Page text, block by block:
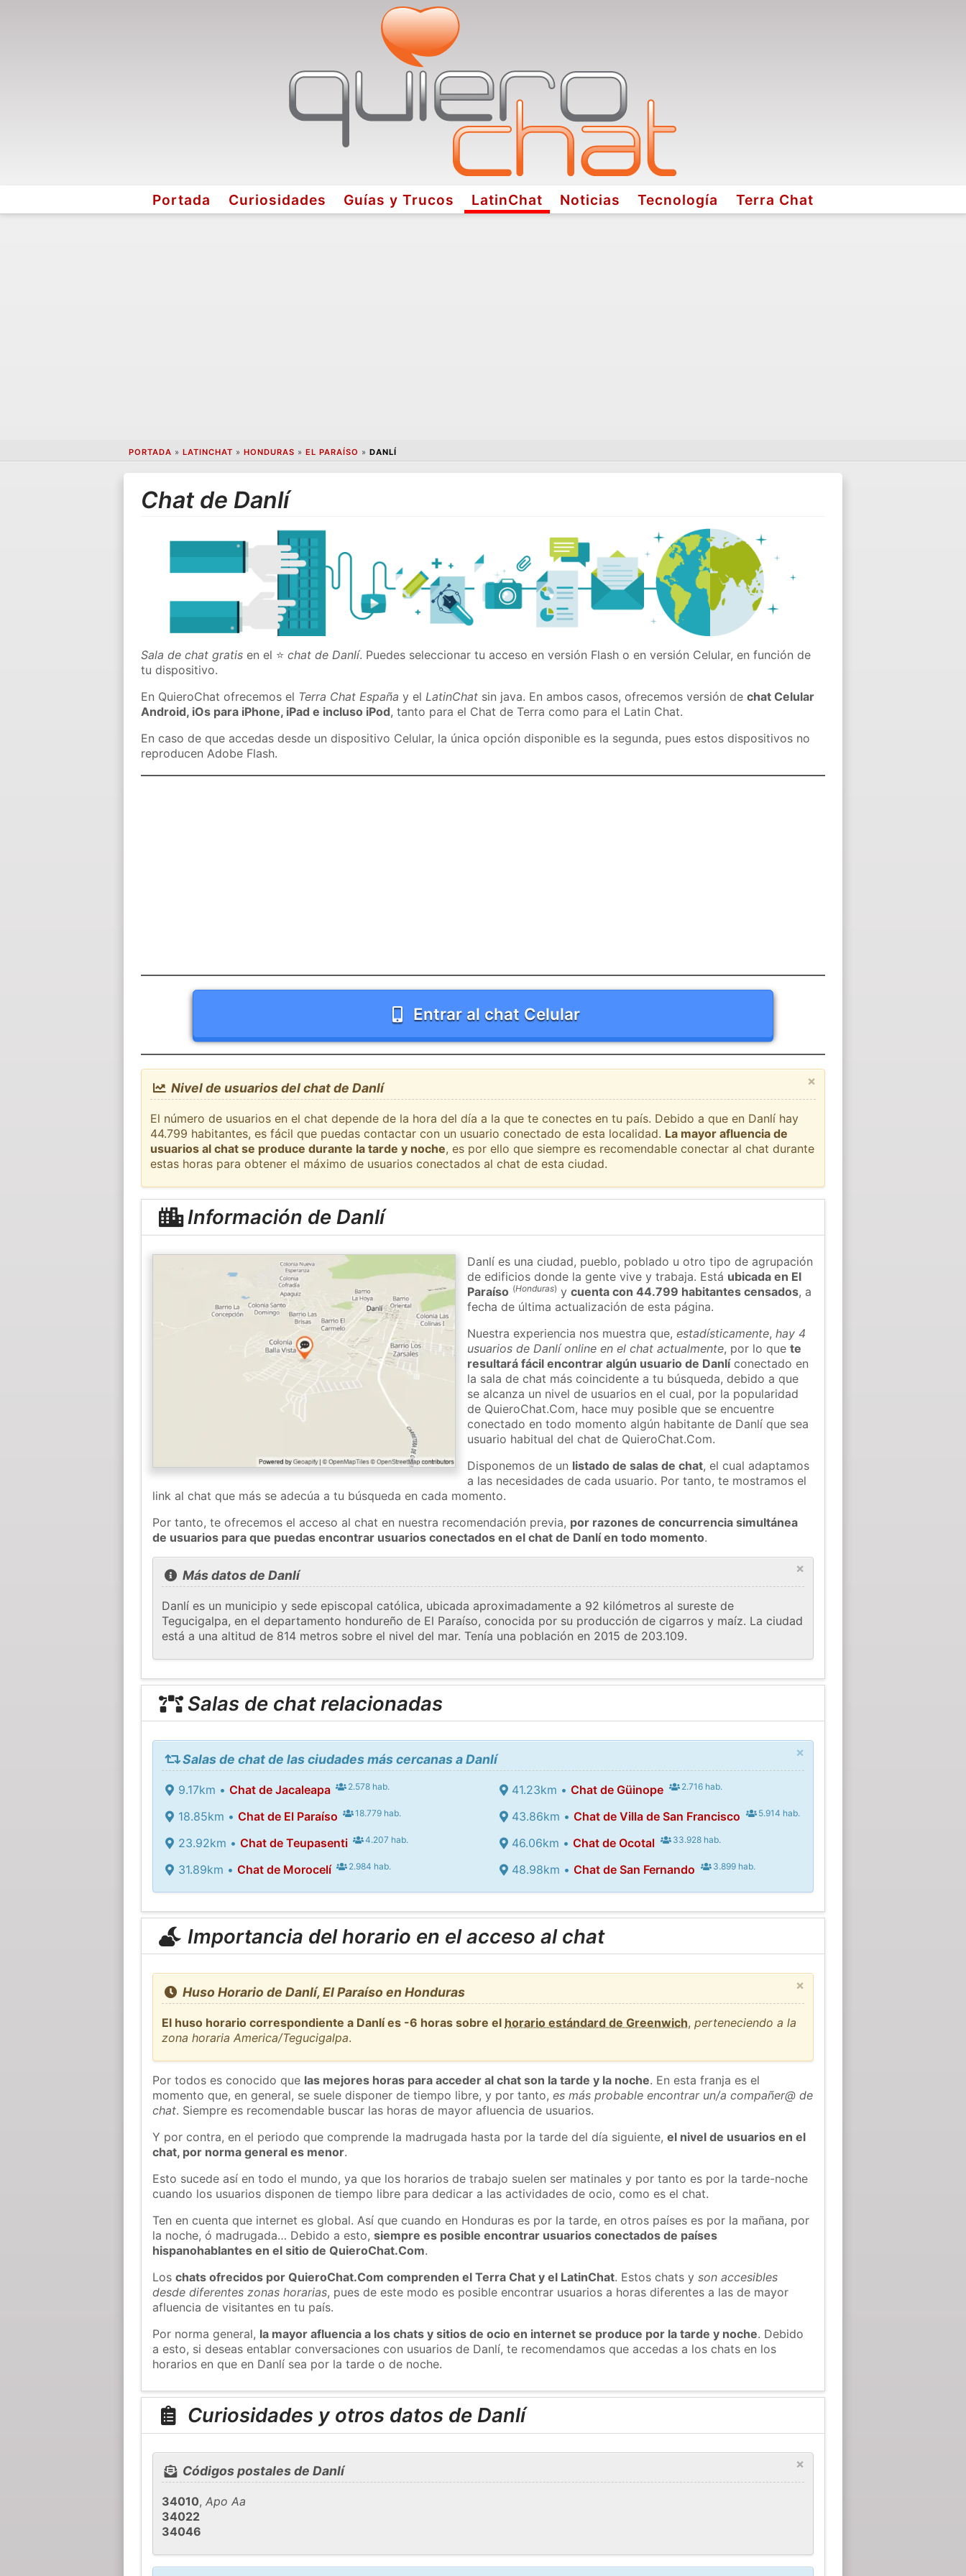
Portada Curiosidades Guías y Trucos LatinChat Noticias Tecnología Terra Chat
PORTADA » LATINCHAT » HONDURAS » EL PARAÍSO » DANLÍ
Chat de Danlí
Sala de chat gratis en el ⭐chat de Danlí. Puedes seleccionar tu acceso en versión Flash o en versión Celular, en función de
tu dispositivo.
En QuieroChat ofrecemos el Terra Chat España y elLatinChat sin java. En ambos casos, ofrecemos versión dechat Celular
Android, iOs para iPhone, iPad e incluso iPod, tanto para el Chat de Terra como para el Latin Chat.
En caso de que accedas desde un dispositivo Celular, la única opción disponible es la segunda, pues estos dispositivos no
reproducen Adobe Flash.
Entrar al chat Celular
×
Nivel de usuarios del chat de Danlí
El número de usuarios en el chat depende de la hora del día a la que te conectes en tu país. Debido a que en Danlí hay
44.799 habitantes, es fácil que puedas contactar con un usuario conectado de esta localidad. La mayor afluencia de
usuarios al chat se produce durante la tarde y noche, es por ello que siempre es recomendable conectar al chat durante
estas horas para obtener el máximo de usuarios conectados al chat de esta ciudad.
Información de Danlí
Danlí es una ciudad, pueblo, poblado u otro tipo de agrupación
de edificios donde la gente vive y trabaja. Está ubicada en El
Paraíso (Honduras) ycuenta con 44.799 habitantes censados, a
fecha de última actualización de esta página.
Nuestra experiencia nos muestra que,estadísticamente,hay 4
usuarios de Danlí online en el chat actualmente, por lo quete
resultará fácil encontrar algún usuario de Danlíconectado en
la sala de chat más coincidente a tu búsqueda, debido a que
se alcanza un nivel de usuarios en el cual, por la popularidad
de QuieroChat.Com, hace muy posible que se encuentre
conectado en todo momento algún habitante de Danlí que sea
usuario habitual del chat de QuieroChat.Com.
Disponemos de un listado de salas de chat, el cual adaptamos
a las necesidades de cada usuario. Por tanto, te mostramos el
link al chat que más se adecúa a tu búsqueda en cada momento.
Por tanto, te ofrecemos el acceso al chat en nuestra recomendación previa, por razones de concurrencia simultánea
de usuarios para que puedas encontrar usuarios conectados en el chat de Danlí en todo momento.
×
Más datos de Danlí
Danlí es un municipio y sede episcopal católica, ubicada aproximadamente a 92 kilómetros al sureste de
Tegucigalpa, en el departamento hondureño de El Paraíso, conocida por su producción de cigarros y maíz. La ciudad
está a una altitud de 814 metros sobre el nivel del mar. Tenía una población en 2015 de 203.109.
Salas de chat relacionadas
×
Salas de chat de las ciudades más cercanas a Danlí
9.17km • Chat de Jacaleapa 2.578 hab.
18.85km • Chat de El Paraíso 18.779 hab.
23.92km • Chat de Teupasenti 4.207 hab.
31.89km • Chat de Morocelí 2.984 hab.
41.23km •Chat de Güinope 2.716 hab.
43.86km •Chat de Villa de San Francisco 5.914 hab.
46.06km •Chat de Ocotal 33.928 hab.
48.98km •Chat de San Fernando 3.899 hab.
Importancia del horario en el acceso al chat
×
Huso Horario de Danlí, El Paraíso en Honduras
El huso horario correspondiente a Danlí es -6 horas sobre el horario estándard de Greenwich,perteneciendo a la
zona horaria America/Tegucigalpa.
Por todos es conocido que las mejores horas para acceder al chat son la tarde y la noche. En esta franja es el
momento que, en general, se suele disponer de tiempo libre, y por tanto,es más probable encontrar un/a compañer@ de
chat. Siempre es recomendable buscar las horas de mayor afluencia de usuarios.
Y por contra, en el periodo que comprende la madrugada hasta por la tarde del día siguiente,el nivel de usuarios en el
chat, por norma general es menor.
Esto sucede así en todo el mundo, ya que los horarios de trabajo suelen ser matinales y por tanto es por la tarde-noche
cuando los usuarios disponen de tiempo libre para dedicar a las actividades de ocio, como es el chat.
Ten en cuenta que internet es global. Así que cuando en Honduras es por la tarde, en otros países es por la mañana, por
la noche, ó madrugada… Debido a esto,siempre es posible encontrar usuarios conectados de países
hispanohablantes en el sitio de QuieroChat.Com.
Loschats ofrecidos por QuieroChat.Com comprenden el Terra Chat y el LatinChat. Estos chats yson accesibles
desde diferentes zonas horarias, pues de este modo es posible encontrar usuarios a horas diferentes a las de mayor
afluencia de visitantes en tu país.
Por norma general, la mayor afluencia a los chats y sitios de ocio en internet se produce por la tarde y noche. Debido
a esto, si deseas entablar conversaciones con usuarios de Danlí, te recomendamos que accedas a los chats en los
horarios en que en Danlí sea por la tarde o de noche.
Curiosidades y otros datos de Danlí
×
Códigos postales de Danlí
34010,Apo Aa
34022
34046